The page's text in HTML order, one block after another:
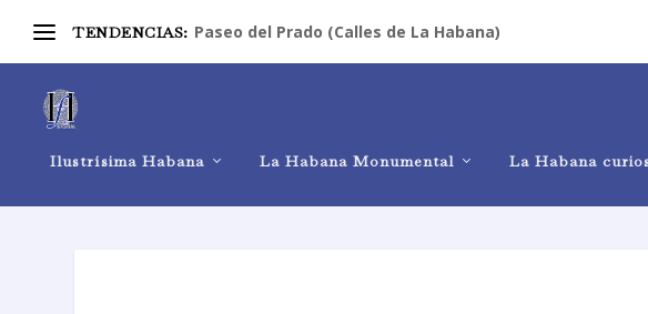
TENDENCIAS: Paseo del Prado (Calles de La Habana)
Ilustrísima Habana La Habana Monumental La Habana